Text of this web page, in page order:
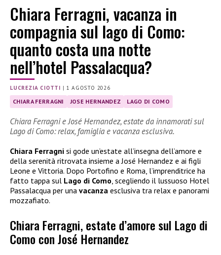
Chiara Ferragni, vacanza in
compagnia sul lago di Como:
quanto costa una notte
nell’hotel Passalacqua?
LUCREZIA CIOTTI | 1 AGOSTO 2026
CHIARA FERRAGNI JOSE HERNANDEZ LAGO DI COMO
Chiara Ferragni e José Hernandez, estate da innamorati sul
Lago di Como: relax, famiglia e vacanza esclusiva.
Chiara Ferragni si gode un’estate all’insegna dell’amore e
della serenità ritrovata insieme a José Hernandez e ai figli
Leone e Vittoria. Dopo Portofino e Roma, l’imprenditrice ha
fatto tappa sul Lago di Como , scegliendo il lussuoso Hotel
Passalacqua per una vacanza esclusiva tra relax e panorami
mozzafiato.
Chiara Ferragni, estate d’amore sul Lago di
Como con José Hernandez